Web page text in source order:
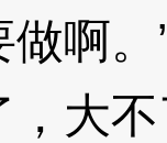
啊。
不